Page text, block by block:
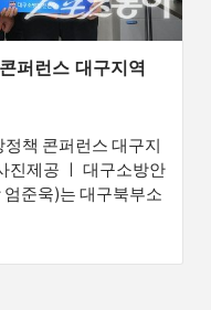
퍼런스 대구지역
책 콘퍼런스 대구지
진제공 ㅣ 대구소방안
준욱)는 대구북부소